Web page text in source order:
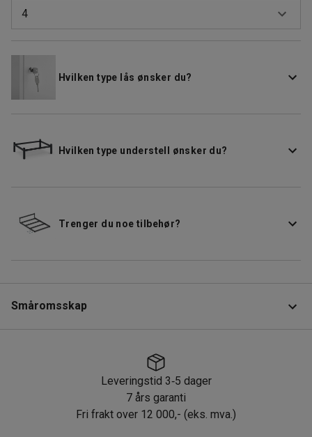
4
Hvilken type lås ønsker du?
Hvilken type understell ønsker du?
Trenger du noe tilbehør?
Småromsskap
Produktinformasjon
Småromskap i to seksjoner med fire rom for smart
oppbevaring av personlige eiendeler. Oppbevaringsskapet
er laget av pulverlakkert stål med grålakkert stamme.
Leveringstid 3‑5 dager
Leveringstid 3‑5 dager
7 års garanti
Fri frakt over 12 000,- (eks. mva.)